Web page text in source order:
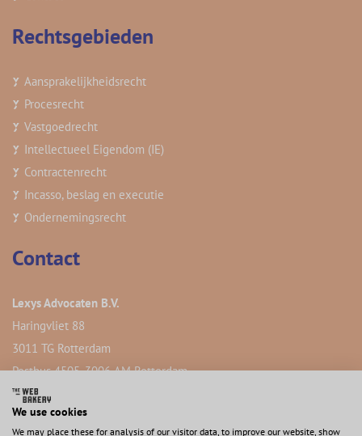
Rechtsgebieden
Aansprakelijkheidsrecht
Procesrecht
Vastgoedrecht
Intellectueel Eigendom (IE)
Contractenrecht
Incasso, beslag en executie
Ondernemingsrecht
Contact
Lexys Advocaten B.V.
Haringvliet 88
3011 TG Rotterdam
Postbus 4505, 3006 AM Rotterdam
We use cookies
We may place these for analysis of our visitor data, to improve our website, show